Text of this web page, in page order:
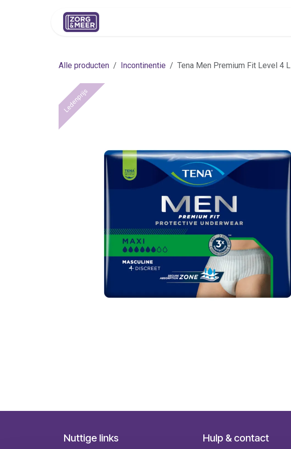
Alle producten Incontinentie Tena Men Premium Fit Level 4 L
Ledenprijs
Nuttige links Hulp & contact